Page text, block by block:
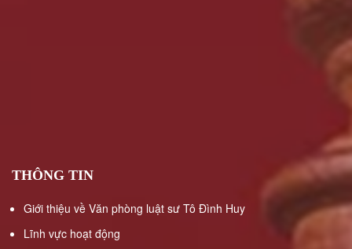
TRANH
TÀI
SẢN
THÔNG TIN
Giới thiệu về Văn phòng luật sư Tô Đình Huy
Lĩnh vực hoạt động